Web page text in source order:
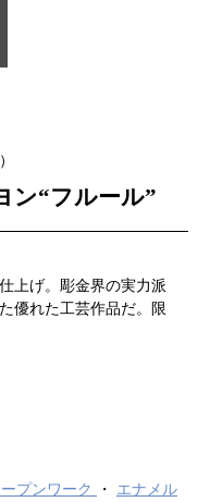
“フルール”
上げ。彫金界の実力派
優れた工芸作品だ。限
プンワーク
エナメル